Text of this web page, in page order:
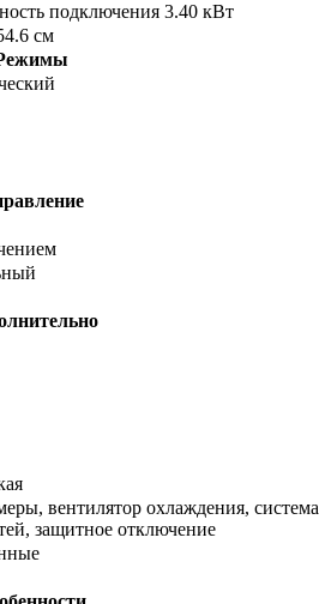
подключения 3.40 кВт
см
вентилятор охлаждения, система
защитное отключение